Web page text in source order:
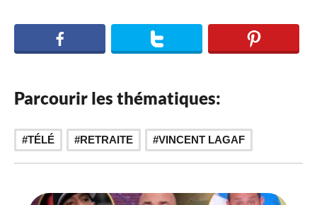
Parcourir les thématiques:
TÉLÉ RETRAITE VINCENT LAGAF